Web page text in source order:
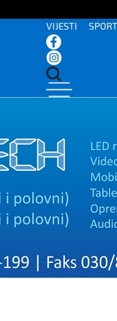
VIJESTI SPORT